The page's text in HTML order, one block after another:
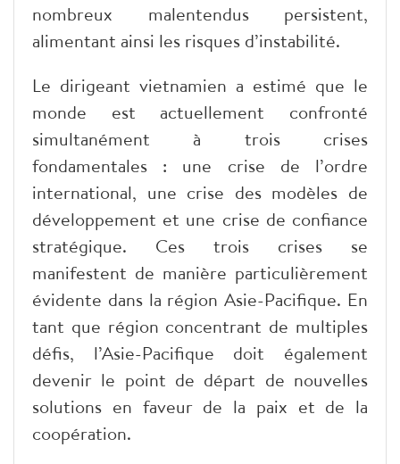
nombreux malentendus persistent,
alimentant ainsi les risques d’instabilité.
Le dirigeant vietnamien a estimé que le
monde est actuellement confronté
simultanément à trois crises
fondamentales : une crise de l’ordre
international, une crise des modèles de
développement et une crise de confiance
stratégique. Ces trois crises se
manifestent de manière particulièrement
évidente dans la région Asie-Pacifique. En
tant que région concentrant de multiples
défis, l’Asie-Pacifique doit également
devenir le point de départ de nouvelles
solutions en faveur de la paix et de la
coopération.